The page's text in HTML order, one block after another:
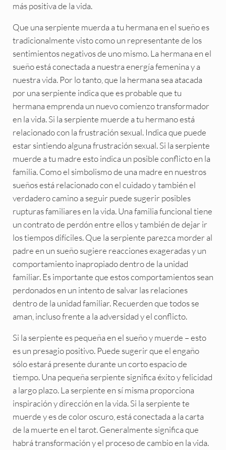
más positiva de la vida.
Que una serpiente muerda a tu hermana en el sueño es
tradicionalmente visto como un representante de los
sentimientos negativos de uno mismo. La hermana en el
sueño está conectada a nuestra energía femenina y a
nuestra vida. Por lo tanto, que la hermana sea atacada
por una serpiente indica que es probable que tu
hermana emprenda un nuevo comienzo transformador
en la vida. Si la serpiente muerde a tu hermano está
relacionado con la frustración sexual. Indica que puede
estar sintiendo alguna frustración sexual. Si la serpiente
muerde a tu madre esto indica un posible conflicto en la
familia. Como el simbolismo de una madre en nuestros
sueños está relacionado con el cuidado y también el
verdadero camino a seguir puede sugerir posibles
rupturas familiares en la vida. Una familia funcional tiene
un contrato de perdón entre ellos y también de dejar ir
los tiempos difíciles. Que la serpiente parezca morder al
padre en un sueño sugiere reacciones exageradas y un
comportamiento inapropiado dentro de la unidad
familiar. Es importante que estos comportamientos sean
perdonados en un intento de salvar las relaciones
dentro de la unidad familiar. Recuerden que todos se
aman, incluso frente a la adversidad y el conflicto.
Si la serpiente es pequeña en el sueño y muerde – esto
es un presagio positivo. Puede sugerir que el engaño
sólo estará presente durante un corto espacio de
tiempo. Una pequeña serpiente significa éxito y felicidad
a largo plazo. La serpiente en sí misma proporciona
inspiración y dirección en la vida. Si la serpiente te
muerde y es de color oscuro, está conectada a la carta
de la muerte en el tarot. Generalmente significa que
habrá transformación y el proceso de cambio en la vida.